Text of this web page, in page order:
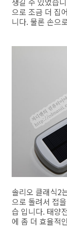
으로 조금 더 집
니다. 물론 손으
솔리오 클래식2
으로 돌려서 접
습 입니다. 태양
에 좀 더 효율적